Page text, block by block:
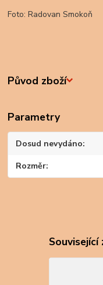
Foto: Radovan Smokoň
Původ zboží
Parametry
Dosud nevydáno
Rozměr
Související